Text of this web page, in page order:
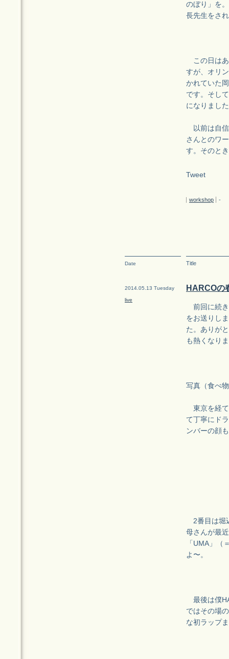
のぼり」を
長先生をさ
この日はあ
すが、オリ
かれていた
です。そし
になりまし
以前は自信
さんとのワ
す。そのと
Tweet
workshop -
Date Title
2014.05.13 Tuesday
live
HARCOの
前回に続き
をお送りし
た。ありが
も熱くなり
写真（食べ
東京を経て
て丁寧にド
ンバーの顔
2番目は堀
母さんが最
「UMA」（
よ〜。
最後は僕
ではその場
な初ラップ